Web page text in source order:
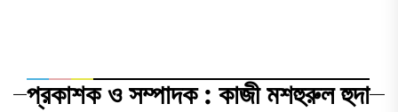
প্রকাশক ও সম্পাদক : কাজী মশহুরুল হুদা